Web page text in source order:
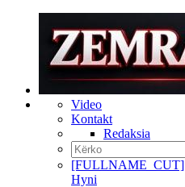
Video
Kontakt
Redaksia
[FULLNAME_CUT]
Hyni